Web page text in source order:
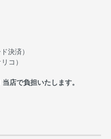
決済）
コ）
店で負担いたします。